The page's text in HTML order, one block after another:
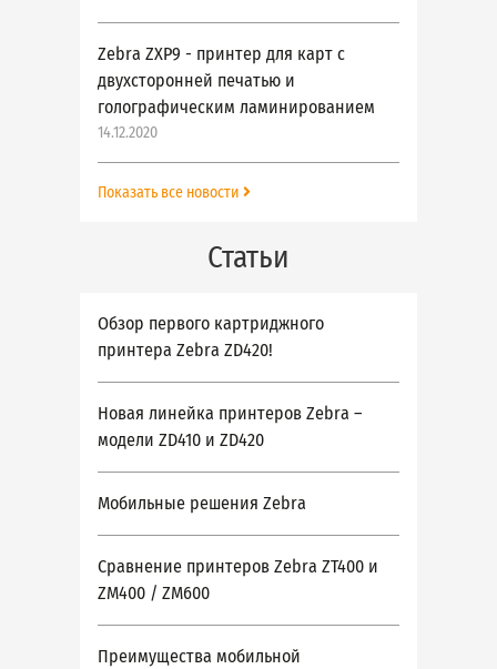
Zebra ZXP9 - принтер для карт с
двухсторонней печатью и
голографическим ламинированием
14.12.2020
Показать все новости
Статьи
Обзор первого картриджного
принтера Zebra ZD420!
Новая линейка принтеров Zebra –
модели ZD410 и ZD420
Мобильные решения Zebra
Сравнение принтеров Zebra ZT400 и
ZM400 / ZM600
Преимущества мобильной